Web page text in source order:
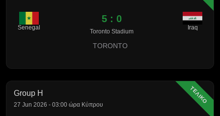
Senegal
5 : 0
Toronto Stadium
Iraq
TORONTO
ΤΕΛΙΚΟ
Group H
27 Jun 2026 - 03:00 ώρα Κύπρου